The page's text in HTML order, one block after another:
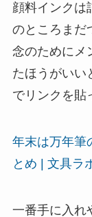
顔料インクは
のところまだ
念のためにメ
たほうがいい
でリンクを貼
年末は万年筆
とめ | 文具ラ
一番手に入れ